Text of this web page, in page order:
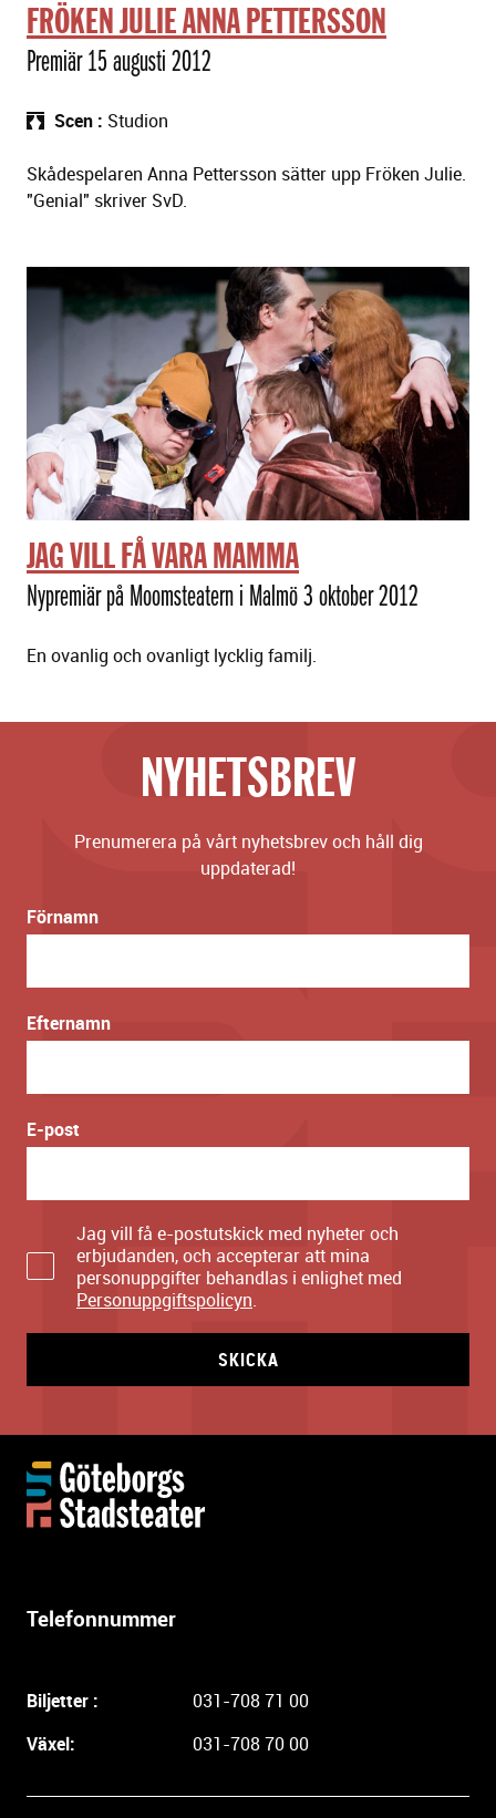
FRÖKEN JULIE ANNA PETTERSSON
Premiär 15 augusti 2012
Scen Studion
Skådespelaren Anna Pettersson sätter upp Fröken Julie.
"Genial" skriver SvD.
JAG VILL FÅ VARA MAMMA
Nypremiär på Moomsteatern i Malmö 3 oktober 2012
En ovanlig och ovanligt lycklig familj.
NYHETSBREV
Prenumerera på vårt nyhetsbrev och håll dig
uppdaterad!
Förnamn
Efternamn
E-post
Jag vill få e-postutskick med nyheter och
erbjudanden, och accepterar att mina
personuppgifter behandlas i enlighet med
Personuppgiftspolicyn.
SKICKA
Telefonnummer
Biljetter :
031-708 71 00
Växel:
031-708 70 00